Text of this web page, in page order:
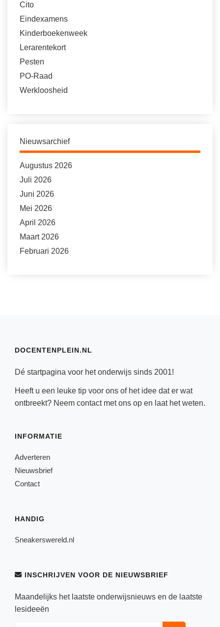
Cito
Eindexamens
Kinderboekenweek
Lerarentekort
Pesten
PO-Raad
Werkloosheid
Nieuwsarchief
Augustus 2026
Juli 2026
Juni 2026
Mei 2026
April 2026
Maart 2026
Februari 2026
DOCENTENPLEIN.NL
Dé startpagina voor het onderwijs sinds 2001!
Heeft u een leuke tip voor ons of het idee dat er wat
ontbreekt? Neem contactmet ons op en laat het weten.
INFORMATIE
Adverteren
Nieuwsbrief
Contact
HANDIG
Sneakerswereld.nl
INSCHRIJVEN VOOR DE NIEUWSBRIEF
Maandelijks het laatste onderwijsnieuws en de laatste
lesideeën